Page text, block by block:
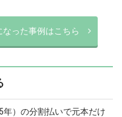
った事例はこちら
）の分割払いで元本だけ